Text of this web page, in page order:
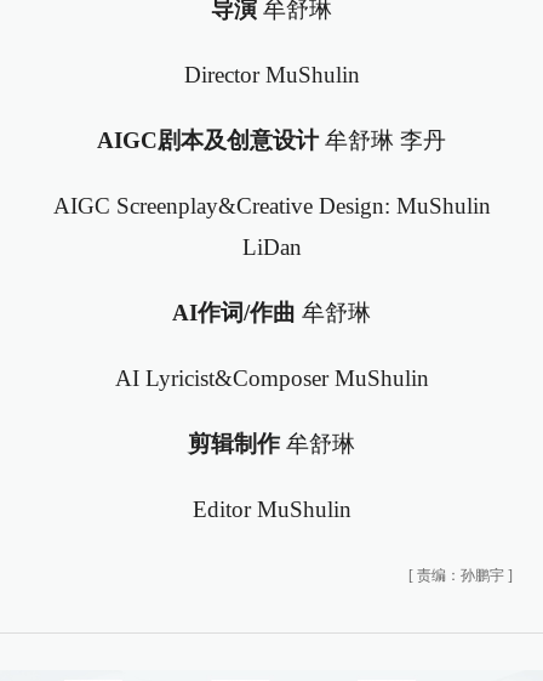
导演 牟舒琳
Director MuShulin
AIGC剧本及创意设计牟舒琳 李丹
AIGC Screenplay&Creative Design: MuShulin
LiDan
AI作词/作曲 牟舒琳
AI Lyricist&Composer MuShulin
剪辑制作牟舒琳
Editor MuShulin
[ 责编：孙鹏宇 ]